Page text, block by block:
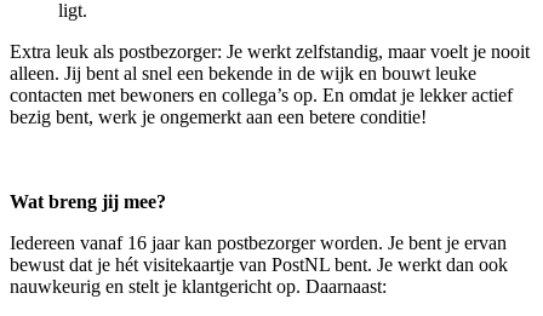
ligt.
Extra leuk als postbezorger: Je werkt zelfstandig, maar voelt je nooit
alleen. Jij bent al snel een bekende in de wijk en bouwt leuke
contacten met bewoners en collega’s op. En omdat je lekker actief
bezig bent, werk je ongemerkt aan een betere conditie!
Wat breng jij mee?
Iedereen vanaf 16 jaar kan postbezorger worden. Je bent je ervan
bewust dat je hét visitekaartje van PostNL bent. Je werkt dan ook
nauwkeurig en stelt je klantgericht op. Daarnaast: